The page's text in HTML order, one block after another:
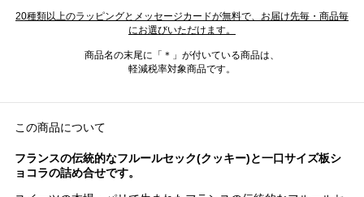
20種類以上のラッピングとメッセージカードが無料で、お届け先毎・商品毎
にお選びいただけます。
商品名の末尾に「＊」が付いている商品は、
軽減税率対象商品です。
この商品について
フランスの伝統的なフルールセック(クッキー)と一口サイズ板シ
ョコラの詰め合せです。